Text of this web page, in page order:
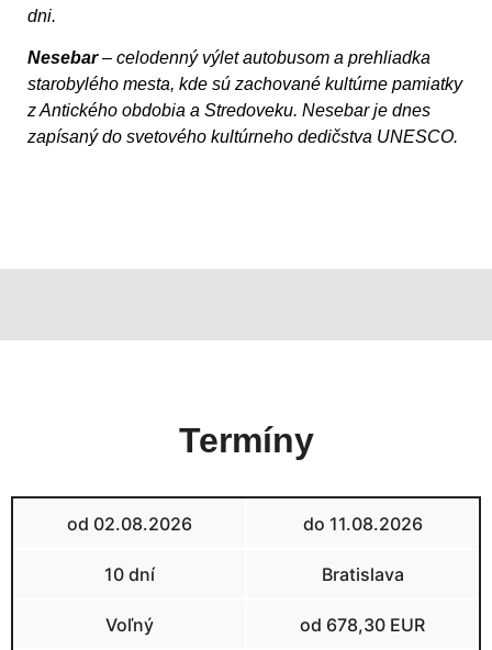
dni.
Nesebar– celodenný výlet autobusom a prehliadka
starobylého mesta, kde sú zachované kultúrne pamiatky
z Antického obdobia a Stredoveku. Nesebar je dnes
zapísaný do svetového kultúrneho dedičstva UNESCO.
Termíny
od 02.08.2026 do 11.08.2026
10 dní Bratislava
Voľný od 678,30 EUR